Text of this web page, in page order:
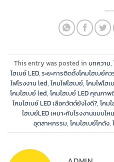
This entry was posted in บทความ,
ไฮเบย์ LED, ระยะการติดตั้งโคมไฮเบย์ค
ไฟโรงงาน led, โคมไฟไฮเบย์, โคมไฟไฮเ
โคมไฮเบย์ led, โคมไฮเบย์ LED คุณภาพ
โคมไฮเบย์ LED เลือกวัตต์ยังไงดี?, โคม
ไฮเบย์LED เหมาะกับโรงงานแบบไห
อุตสาหกรรม, โคมไฮเบย์โกดัง,